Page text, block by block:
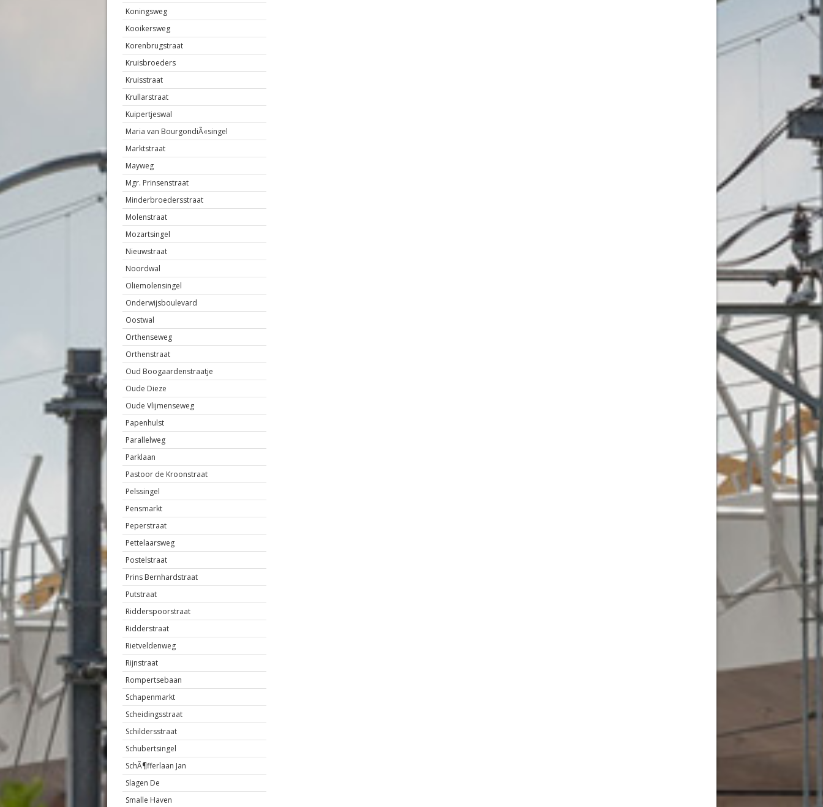
Koningsweg
Kooikersweg
Korenbrugstraat
Kruisbroeders
Kruisstraat
Krullarstraat
Kuipertjeswal
Maria van BourgondiÃ«singel
Marktstraat
Mayweg
Mgr. Prinsenstraat
Minderbroedersstraat
Molenstraat
Mozartsingel
Nieuwstraat
Noordwal
Oliemolensingel
Onderwijsboulevard
Oostwal
Orthenseweg
Orthenstraat
Oud Boogaardenstraatje
Oude Dieze
Oude Vlijmenseweg
Papenhulst
Parallelweg
Parklaan
Pastoor de Kroonstraat
Pelssingel
Pensmarkt
Peperstraat
Pettelaarsweg
Postelstraat
Prins Bernhardstraat
Putstraat
Ridderspoorstraat
Ridderstraat
Rietveldenweg
Rijnstraat
Rompertsebaan
Schapenmarkt
Scheidingsstraat
Schildersstraat
Schubertsingel
SchÃ¶fferlaan Jan
Slagen De
Smalle Haven